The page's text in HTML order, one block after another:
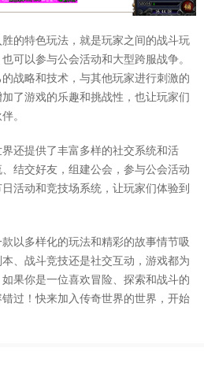
的特色玩法，就是玩家之间的战斗玩
可以参与公会活动和大型跨服战争。
战略和技术，与其他玩家进行刺激的
了游戏的乐趣和挑战性，也让玩家们
。
还提供了丰富多样的社交系统和活
结交好友，组建公会，参与公会活动
活动和竞技场系统，让玩家们体验到
以多样化的玩法和精彩的故事情节吸
、战斗竞技还是社交互动，游戏都为
果你是一位喜欢冒险、探索和战斗的
过！快来加入传奇世界的世界，开始